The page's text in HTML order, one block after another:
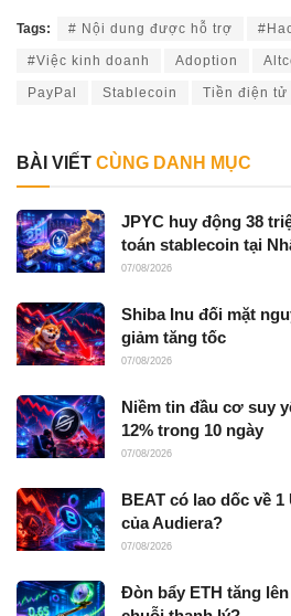
Tags: # Nội dung được hỗ trợ
#Việc kinh doanh Adoption
PayPal Stablecoin Tiền điện tử
BÀI VIẾT CÙNG DANH MỤC
JPYC huy động 38
toán stablecoin tại
07/08/2026
Shiba Inu đối mặt
giảm tăng tốc
07/08/2026
Niềm tin đầu cơ suy
12% trong 10 ngày
07/08/2026
BEAT có lao dốc về 1
của Audiera?
07/08/2026
Đòn bẩy ETH tăng